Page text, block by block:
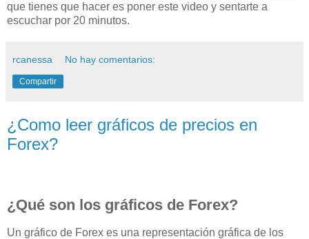
que tienes que hacer es poner este video y sentarte a
escuchar por 20 minutos.
rcanessa No hay comentarios:
Compartir
¿Como leer gráficos de precios en
Forex?
¿Qué son los gráficos de Forex?
Un gráfico de Forex es una representación gráfica de los